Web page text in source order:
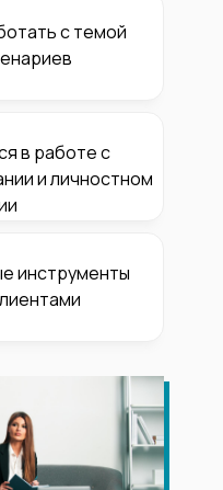
с темой
в работе с
и личностном
инструменты